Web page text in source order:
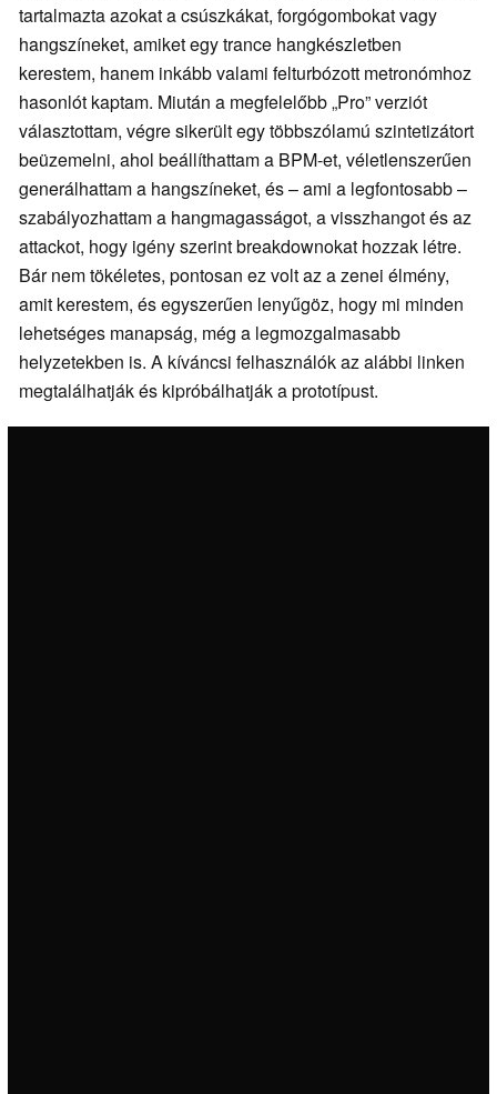
tartalmazta azokat a csúszkákat, forgógombokat vagy
hangszíneket, amiket egy trance hangkészletben
kerestem, hanem inkább valami felturbózott metronómhoz
hasonlót kaptam. Miután a megfelelőbb „Pro” verziót
választottam, végre sikerült egy többszólamú szintetizátort
beüzemelni, ahol beállíthattam a BPM-et, véletlenszerűen
generálhattam a hangszíneket, és – ami a legfontosabb –
szabályozhattam a hangmagasságot, a visszhangot és az
attackot, hogy igény szerint breakdownokat hozzak létre.
Bár nem tökéletes, pontosan ez volt az a zenei élmény,
amit kerestem, és egyszerűen lenyűgöz, hogy mi minden
lehetséges manapság, még a legmozgalmasabb
helyzetekben is. A kíváncsi felhasználók az alábbi linken
megtalálhatják és kipróbálhatják a prototípust.